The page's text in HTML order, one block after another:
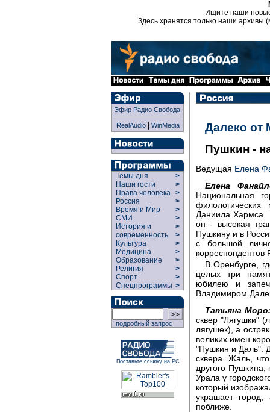
Ищите наши
Здесь хранятся только наши архивы
Эфир Радио Свобода
RealAudio| WinMedia
Темы дня
>
Наши гости
>
Права человека >
Россия
>
Время и Мир
>
СМИ
>
История и
современность
>
>
Культура
>
Медицина
>
Образование
>
Религия
>
Спорт
>
Спецпрограммы >
подробный запрос
Поставьте ссылку на РС
Далеко от
Пушкин -
Ведущая Елена
Елена
Национальная
Даниила Хармса.
он - высокая
Пушкину и в
с большой
В Оренбурге,
целых три
юбилею и
Владимиром
Татьяна
сквер "Лягушки"
лягушек), а
великих имен
"Пушкин и Даль".
сквера. Жаль,
другого Пушкина,
Урала у
который
украшает
поближе.